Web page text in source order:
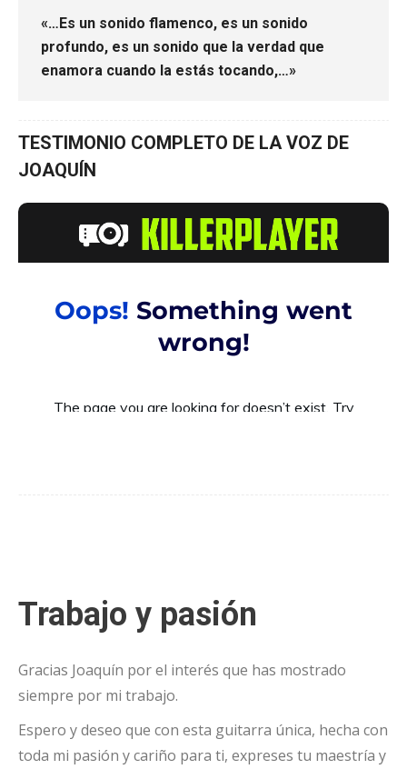
«…Es un sonido flamenco, es un sonido
profundo, es un sonido que la verdad que
enamora cuando la estás tocando,…»
TESTIMONIO COMPLETO DE LA VOZ DE
JOAQUÍN
Trabajo y pasión
Gracias Joaquín por el interés que has mostrado
siempre por mi trabajo.
Espero y deseo que con esta guitarra única, hecha con
toda mi pasión y cariño para ti, expreses tu maestría y